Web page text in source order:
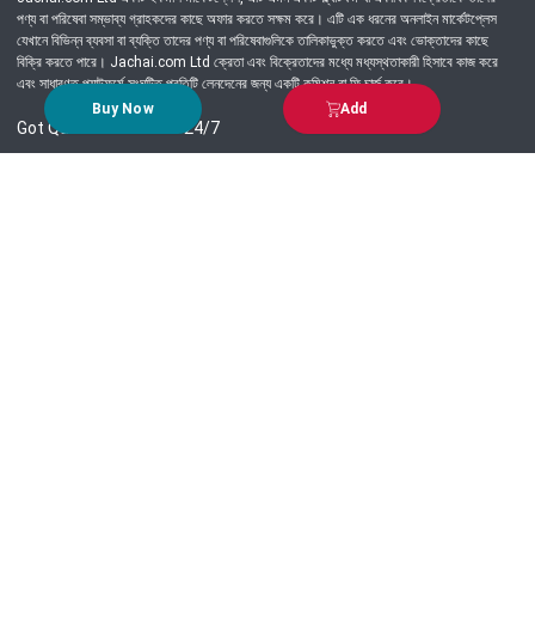
Buy Now Add
পণ্য বা পরিষেবা সম্ভাব্য গ্রাহকদের কাছে অফার করতে সক্ষম করে। এটি এক ধরনের অনলাইন মার্কেটপ্লেস
যেখানে বিভিন্ন ব্যবসা বা ব্যক্তি তাদের পণ্য বা পরিষেবাগুলিকে তালিকাভুক্ত করতে এবং ভোক্তাদের কাছে
বিক্রি করতে পারে। Jachai.com Ltd ক্রেতা এবং বিক্রেতাদের মধ্যে মধ্যস্থতাকারী হিসাবে কাজ করে
এবং সাধারণত প্ল্যাটফর্মে সংঘটিত প্রতিটি লেনদেনের জন্য একটি কমিশন বা ফি চার্জ করে।
Got Question? Call us 24/7